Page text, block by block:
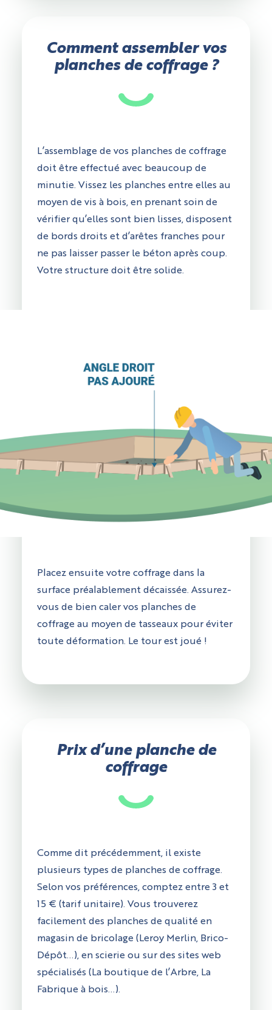
Comment assembler vos
planches de coffrage ?
L’assemblage de vos planches de coffrage
doit être effectué avec beaucoup de
minutie. Vissez les planches entre elles au
moyen de vis à bois, en prenant soin de
vérifier qu’elles sont bien lisses, disposent
de bords droits et d’arêtes franches pour
ne pas laisser passer le béton après coup.
Votre structure doit être solide.
Placez ensuite votre coffrage dans la
surface préalablement décaissée. Assurez-
vous de bien caler vos planches de
coffrage au moyen de tasseaux pour éviter
toute déformation. Le tour est joué !
Prix d’une planche de
coffrage
Comme dit précédemment, il existe
plusieurs types de planches de coffrage.
Selon vos préférences, comptez entre 3 et
15 € (tarif unitaire). Vous trouverez
facilement des planches de qualité en
magasin de bricolage (Leroy Merlin, Brico-
Dépôt...), en scierie ou sur des sites web
spécialisés (La boutique de l’Arbre, La
Fabrique à bois…).